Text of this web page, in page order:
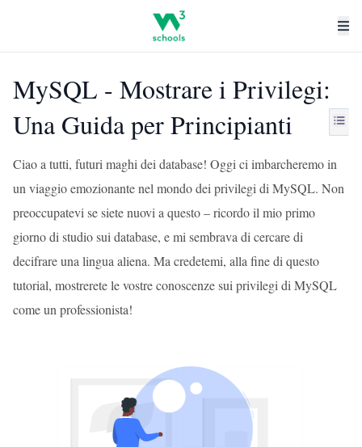
MySQL - Mostrare i Privilegi:
Una Guida per Principianti
Ciao a tutti, futuri maghi dei database! Oggi ci imbarcheremo in
un viaggio emozionante nel mondo dei privilegi di MySQL. Non
preoccupatevi se siete nuovi a questo – ricordo il mio primo
giorno di studio sui database, e mi sembrava di cercare di
decifrare una lingua aliena. Ma credetemi, alla fine di questo
tutorial, mostrerete le vostre conoscenze sui privilegi di MySQL
come un professionista!